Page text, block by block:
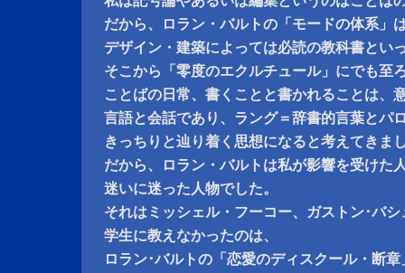
だから、ロラン・バルトの「モードの体系」
デザイン・建築によっては必読の教科書とい
そこから「零度のエクルチュール」にでも至
ことばの日常、書くことと書かれることは、
言語と会話であり、ラング＝辞書的言葉とパ
きっちりと辿り着く思想になると考えてきま
だから、ロラン・バルトは私が影響を受けた
迷いに迷った人物でした。
それはミッシェル・フーコー、ガストン･バ
学生に教えなかったのは、
ロラン･バルトの「恋愛のディスクール・断